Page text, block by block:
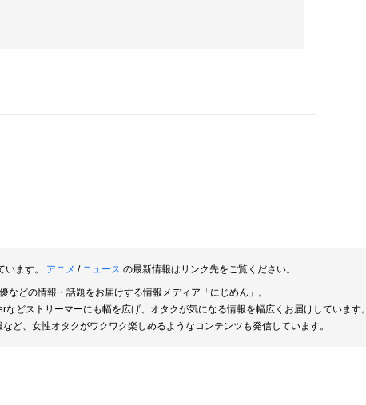
います。 アニメ / ニュース の最新情報はリンク先をご覧ください。
どの情報・話題をお届けする情報メディア「にじめん」。
どストリーマーにも幅を広げ、オタクが気になる情報を幅広くお届けしています。
ど、女性オタクがワクワク楽しめるようなコンテンツも発信しています。